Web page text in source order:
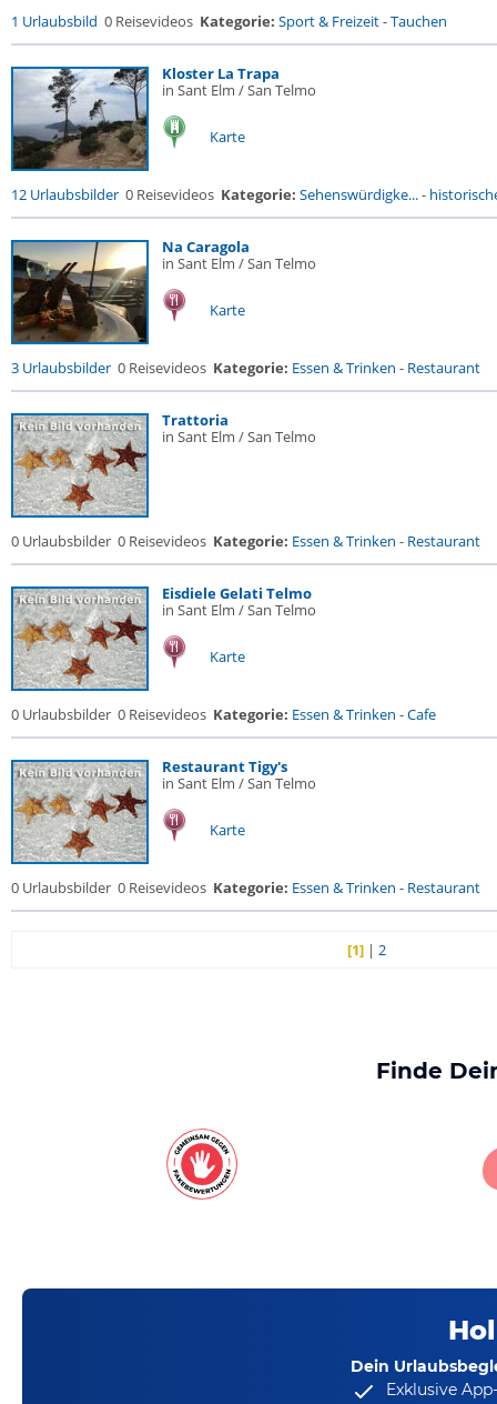
1 Urlaubsbild 0 Reisevideos Kategorie: Sport & Freizeit-Tauchen
Kloster La Trapa
in Sant Elm / San Telmo
Karte
12 Urlaubsbilder 0 Reisevideos Kategorie: Sehenswürdigke...-
Na Caragola
in Sant Elm / San Telmo
Karte
3 Urlaubsbilder 0 Reisevideos Kategorie: Essen & Trinken - Restaurant
Trattoria
in Sant Elm / San Telmo
0 Urlaubsbilder 0 Reisevideos Kategorie: Essen & Trinken - Restaurant
Eisdiele Gelati Telmo
in Sant Elm / San Telmo
Karte
0 Urlaubsbilder 0 Reisevideos Kategorie: Essen & Trinken -Cafe
Restaurant Tigy's
in Sant Elm / San Telmo
Karte
0 Urlaubsbilder 0 Reisevideos Kategorie: Essen & Trinken - Restaurant
[1] |2
Finde
Dein
Exklusive